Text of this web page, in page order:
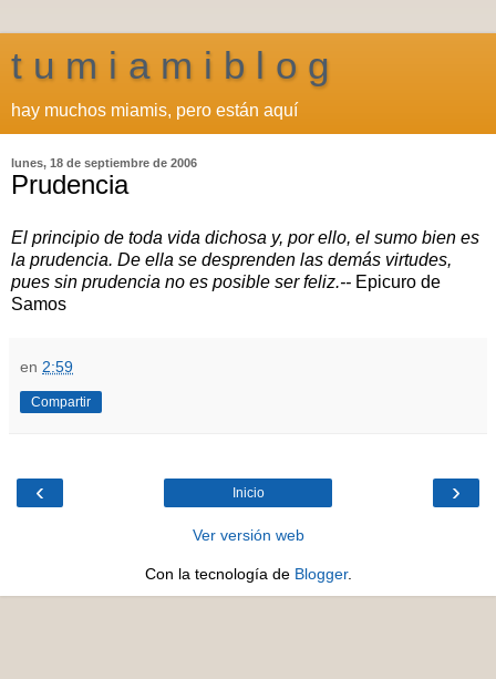
t u m i a m i b l o g
hay muchos miamis, pero están aquí
lunes, 18 de septiembre de 2006
Prudencia
El principio de toda vida dichosa y, por ello, el sumo bien es
la prudencia. De ella se desprenden las demás virtudes,
pues sin prudencia no es posible ser feliz.-- Epicuro de
Samos
en 2:59
Compartir
‹ ›
Inicio
Ver versión web
Con la tecnología de Blogger.